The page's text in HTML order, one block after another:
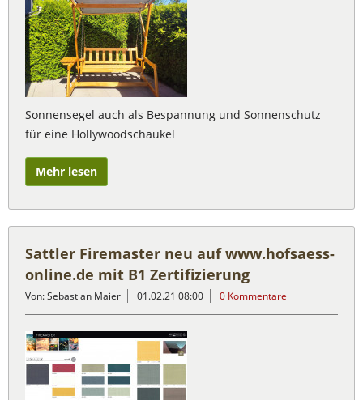
Sonnensegel auch als Bespannung und Sonnenschutz
für eine Hollywoodschaukel
Mehr lesen
Sattler Firemaster neu auf www.hofsaess-
online.de mit B1 Zertifizierung
Von: Sebastian Maier 01.02.21 08:00 0 Kommentare